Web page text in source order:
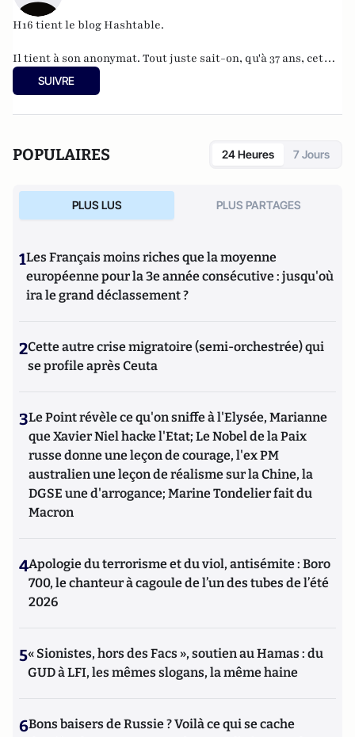
H16 tient le blogHashtable.
Il tient à son anonymat. Tout juste sait-on, qu'à 37 ans, cet
informaticien à l'humour acerbe habite en Belgique et
travaille pour"une grosse boutique qui produit, gère et
SUIVRE
POPULAIRES 24 Heures 7 Jours
PLUS LUS PLUS PARTAGES
1Les Français moins riches que la moyenne
européenne pour la 3e année consécutive : jusqu'où
ira le grand déclassement ?
2Cette autre crise migratoire (semi-orchestrée) qui
se profile après Ceuta
3Le Point révèle ce qu'on sniffe à l'Elysée, Marianne
que Xavier Niel hacke l'Etat; Le Nobel de la Paix
russe donne une leçon de courage, l'ex PM
australien une leçon de réalisme sur la Chine, la
DGSE une d'arrogance; Marine Tondelier fait du
Macron
4Apologie du terrorisme et du viol, antisémite : Boro
700, le chanteur à cagoule de l’un des tubes de l’été
2026
5« Sionistes, hors des Facs », soutien au Hamas : du
GUD à LFI, les mêmes slogans, la même haine
6Bons baisers de Russie ? Voilà ce qui se cache